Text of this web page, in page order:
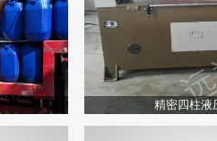
精密四柱液